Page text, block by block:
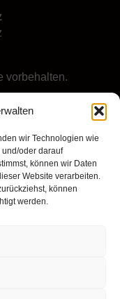
wir Technologien wie
oder darauf
können wir Daten
Website verarbeiten.
können
werden.
vorbehalten.
zu